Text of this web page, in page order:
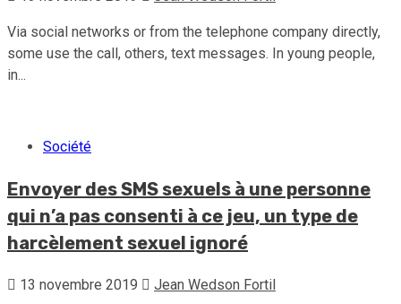
Via social networks or from the telephone company directly,
some use the call, others, text messages. In young people,
in...
Société
Envoyer des SMS sexuels à une personne
qui n’a pas consenti à ce jeu, un type de
harcèlement sexuel ignoré
13 novembre 2019 Jean Wedson Fortil